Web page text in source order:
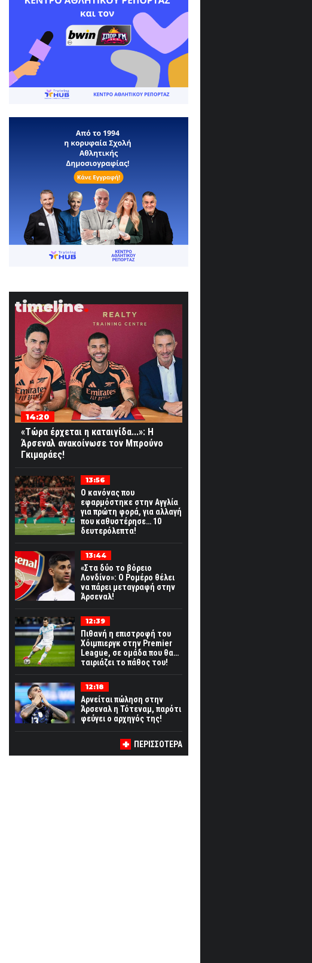
timeline
14:20
«Τώρα έρχεται η καταιγίδα...»: Η
Άρσεναλ ανακοίνωσε τον Μπρούνο
Γκιμαράες!
13:56
Ο κανόνας που
εφαρμόστηκε στην Αγγλία
για πρώτη φορά, για αλλαγή
που καθυστέρησε… 10
δευτερόλεπτα!
13:44
«Στα δύο το βόρειο
Λονδίνο»: Ο Ρομέρο θέλει
να πάρει μεταγραφή στην
Άρσεναλ!
12:39
Πιθανή η επιστροφή του
Χόιμπιεργκ στην Premier
League, σε ομάδα που θα…
ταιριάζει το πάθος του!
12:18
Αρνείται πώληση στην
Άρσεναλ η Τότεναμ, παρότι
φεύγει ο αρχηγός της!
ΠΕΡΙΣΣΟΤΕΡΑ